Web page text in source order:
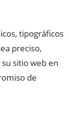
tipográficos
preciso,
sitio web en
de